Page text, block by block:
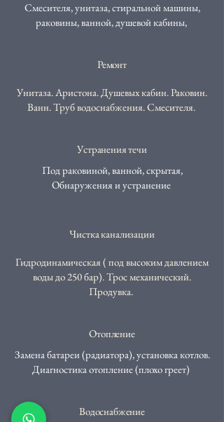
​Смесителя, унитаза, стиральной машины,
раковины, ванной, душевой кабины,
Ремонт
Унитаза. Аристона. Душевых кабин. Раковин.
Ванн. Труб водоснабжения. Смесителя.
Устранения течи
​Под раковиной, ванной, скрытая,
Обнаружения и устранение
Чистка канализации
Гидродинамическая ( под высоким давлением
воды до 250 бар). Трос механический.
Продувка.
Отопление
​Замена батареи (радиатора), установка котлов.
Диагностика отопление (плохо греет)
Водоснабжение